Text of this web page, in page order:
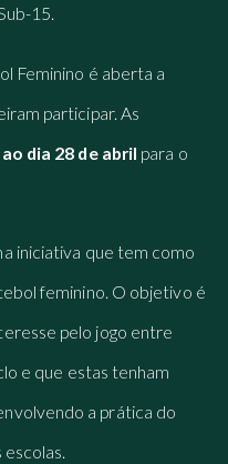
15.
Feminino é aberta a
participar. As
dia 28 de abril para o
iniciativa que tem como
feminino. O objetivo é
pelo jogo entre
e que estas tenham
a prática do